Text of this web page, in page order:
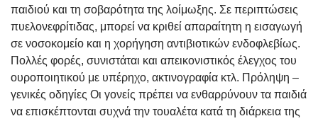
παιδιού και τη σοβαρότητα της λοίμωξης. Σε περιπτώσεις
πυελονεφρίτιδας, μπορεί να κριθεί απαραίτητη η εισαγωγή
σε νοσοκομείο και η χορήγηση αντιβιοτικών ενδοφλεβίως.
Πολλές φορές, συνιστάται και απεικονιστικός έλεγχος του
ουροποιητικού με υπέρηχο, ακτινογραφία κτλ. Πρόληψη –
γενικές οδηγίες Οι γονείς πρέπει να ενθαρρύνουν τα παιδιά
να επισκέπτονται συχνά την τουαλέτα κατά τη διάρκεια της